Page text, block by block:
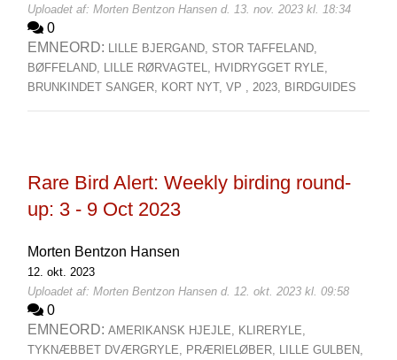
Uploadet af: Morten Bentzon Hansen d. 13. nov. 2023 kl. 18:34
0
EMNEORD: LILLE BJERGAND, STOR TAFFELAND,
BØFFELAND, LILLE RØRVAGTEL, HVIDRYGGET RYLE,
BRUNKINDET SANGER, KORT NYT, VP , 2023, BIRDGUIDES
Rare Bird Alert: Weekly birding round-
up: 3 - 9 Oct 2023
Morten Bentzon Hansen
12. okt. 2023
Uploadet af: Morten Bentzon Hansen d. 12. okt. 2023 kl. 09:58
0
EMNEORD: AMERIKANSK HJEJLE, KLIRERYLE,
TYKNÆBBET DVÆRGRYLE, PRÆRIELØBER, LILLE GULBEN,